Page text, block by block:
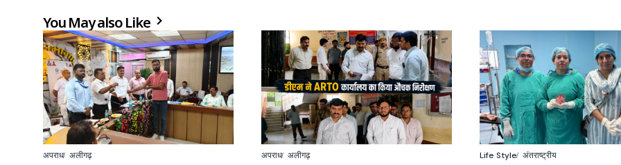
You May also Like
अपराध अलीगढ़ अपराध अलीगढ़ Life Style अंतराष्ट्रीय